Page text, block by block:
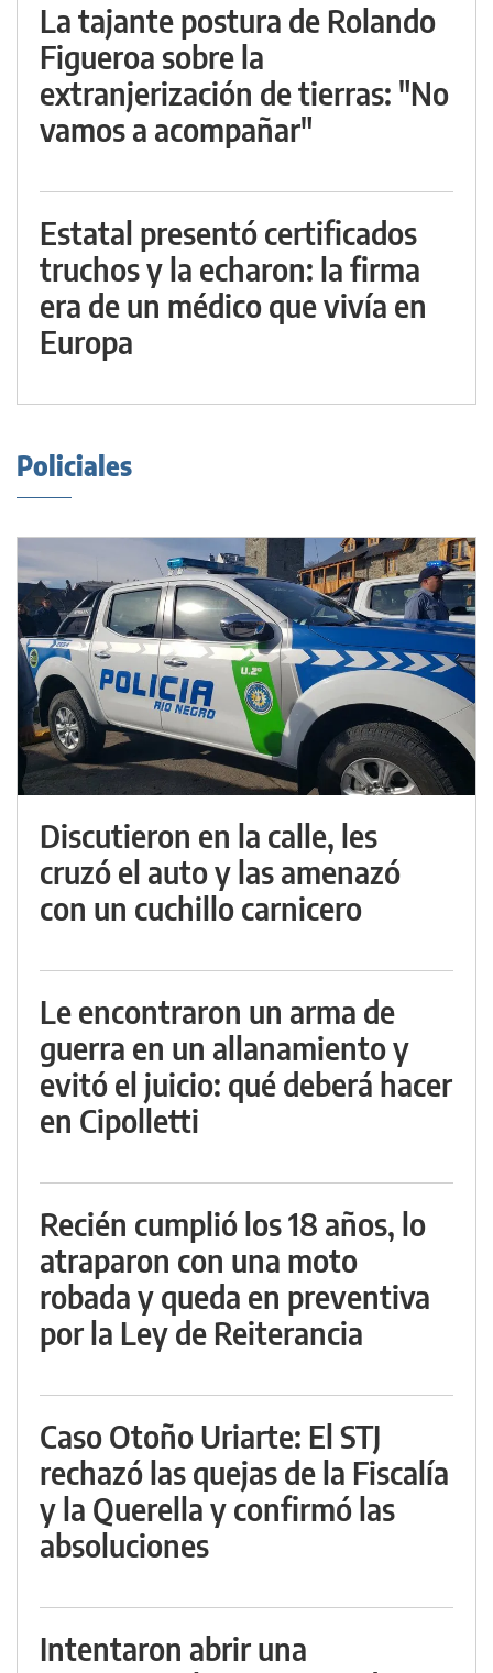
La tajante postura de Rolando
Figueroa sobre la
extranjerización de tierras: "No
vamos a acompañar"
Estatal presentó certificados
truchos y la echaron: la firma
era de un médico que vivía en
Europa
Policiales
Discutieron en la calle, les
cruzó el auto y las amenazó
con un cuchillo carnicero
Le encontraron un arma de
guerra en un allanamiento y
evitó el juicio: qué deberá hacer
en Cipolletti
Recién cumplió los 18 años, lo
atraparon con una moto
robada y queda en preventiva
por la Ley de Reiterancia
Caso Otoño Uriarte: El STJ
rechazó las quejas de la Fiscalía
y la Querella y confirmó las
absoluciones
Intentaron abrir una